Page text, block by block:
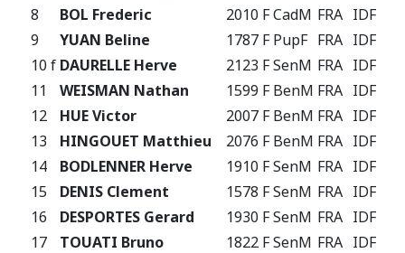
8
BOL Frederic 2010 FCadM FRA IDF
9
YUAN Beline 1787 F PupF FRA IDF
10 f DAURELLE Herve 2123 FSenM FRA IDF
11
WEISMAN Nathan 1599 F BenM FRA IDF
12
HUE Victor 2007 F BenM FRA IDF
13
HINGOUET Matthieu 2076 F BenM FRA IDF
14
BODLENNER Herve 1910 FSenM FRA IDF
15
DENIS Clement 1578 FSenM FRA IDF
16
DESPORTES Gerard 1930 FSenM FRA IDF
17
TOUATI Bruno 1822 FSenM FRA IDF